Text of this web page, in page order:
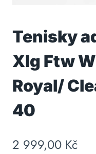
Tenisky
Xlg Ftw
Royal/
40
2 999,00 Kč